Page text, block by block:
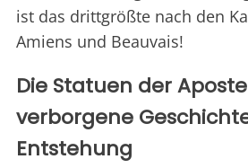
ist das drittgrößte nach den
Amiens und Beauvais!
Die Statuen der
verborgene
Entstehung